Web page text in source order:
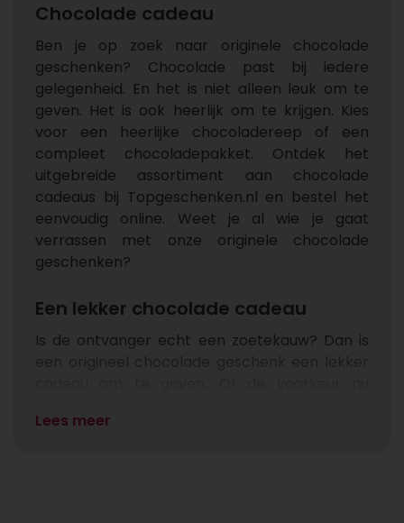
Chocolade cadeau
Ben je op zoek naar originele chocolade
geschenken? Chocolade past bij iedere
gelegenheid. En het is niet alleen leuk om te
geven. Het is ook heerlijk om te krijgen. Kies
voor een heerlijke chocoladereep of een
compleet chocoladepakket. Ontdek het
uitgebreide assortiment aan chocolade
cadeaus bij Topgeschenken.nl en bestel het
eenvoudig online. Weet je al wie je gaat
verrassen met onze originele chocolade
geschenken?
Een lekker chocolade cadeau
Is de ontvanger echt een zoetekauw? Dan is
Topgeschenken.nl vind je voor ieder wat wils.
Lees meer